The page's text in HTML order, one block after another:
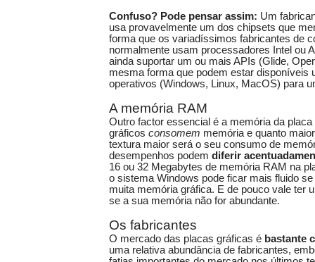
Confuso? Pode pensar assim: Um
usa provavelmente um dos chipsets que
forma que os variadíssimos fabricantes de
normalmente usam processadores Intel ou
ainda suportar um ou mais APIs (Glide,
mesma forma que podem estar disponíveis
operativos (Windows, Linux, MacOS) para
A memória RAM
Outro factor essencial é a memória da placa
gráficos consomem memória e quanto
textura maior será o seu consumo de
desempenhos podem diferir
16 ou 32 Megabytes de memória RAM na
o sistema Windows pode ficar mais fluido
muita memória gráfica. E de pouco vale ter
se a sua memória não for abundante.
Os fabricantes
O mercado das placas gráficas é bastante
uma relativa abundância de fabricantes,